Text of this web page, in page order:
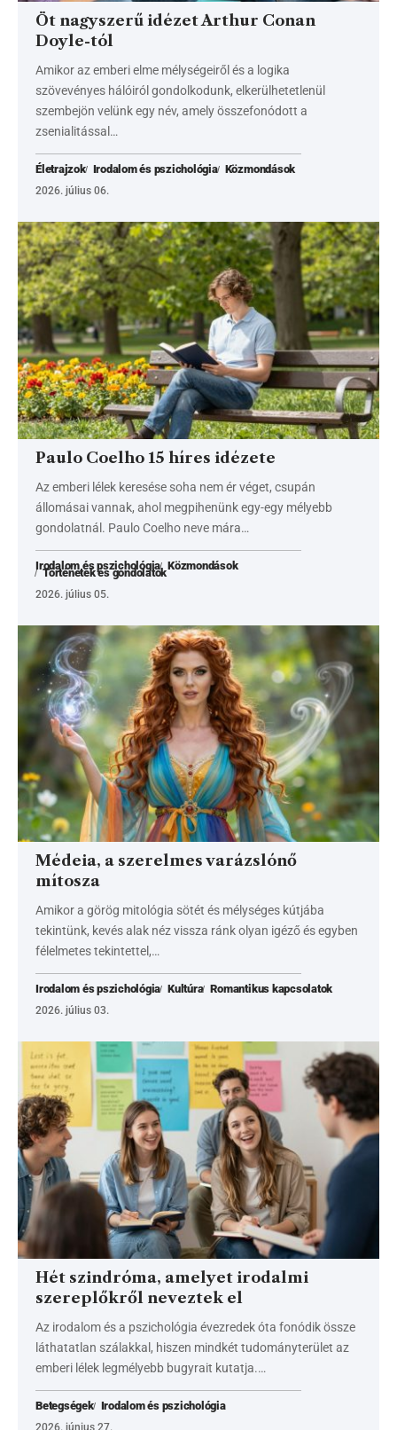
Öt nagyszerű idézet Arthur Conan
Doyle-tól
Amikor az emberi elme mélységeiről és a logika
szövevényes hálóiról gondolkodunk, elkerülhetetlenül
szembejön velünk egy név, amely összefonódott a
zsenialitással…
Életrajzok Irodalom és pszichológia Közmondások
2026. július 06.
Paulo Coelho 15 híres idézete
Az emberi lélek keresése soha nem ér véget, csupán
állomásai vannak, ahol megpihenünk egy-egy mélyebb
gondolatnál. Paulo Coelho neve mára…
Irodalom és pszichológia Közmondások
Történetek és gondolatok
2026. július 05.
Médeia, a szerelmes varázslónő
mítosza
Amikor a görög mitológia sötét és mélységes kútjába
tekintünk, kevés alak néz vissza ránk olyan igéző és egyben
félelmetes tekintettel,…
Irodalom és pszichológia Kultúra Romantikus kapcsolatok
2026. július 03.
Hét szindróma, amelyet irodalmi
szereplőkről neveztek el
Az irodalom és a pszichológia évezredek óta fonódik össze
láthatatlan szálakkal, hiszen mindkét tudományterület az
emberi lélek legmélyebb bugyrait kutatja.…
Betegségek Irodalom és pszichológia